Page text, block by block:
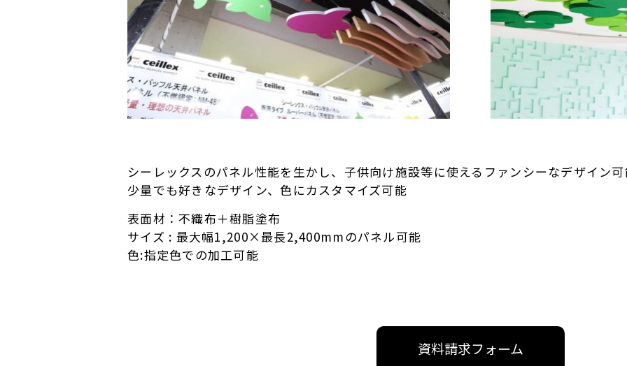
シーレックスのパネル性能を生かし、子供向け施設等に使えるファンシーなデザイン
少量でも好きなデザイン、色にカスタマイズ可能
表面材：不織布＋樹脂塗布
サイズ : 最大幅1,200×最長2,400mmのパネル可能
色:指定色での加工可能
資料請求フォーム